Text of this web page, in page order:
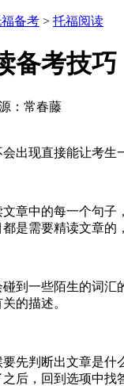
备考 > 托福阅读
备考技巧
：常春藤
现直接能让考生一
中的每一个句子
是需要精读文章
一些陌生的词汇
的描述。
判断出文章是什
后，回到选项中